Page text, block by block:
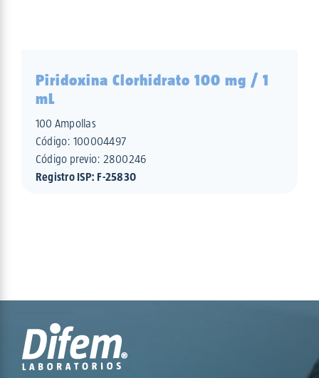
Piridoxina Clorhidrato 100 mg / 1
mL
100 Ampollas
Código: 100004497
Código previo: 2800246
Registro ISP: F-25830